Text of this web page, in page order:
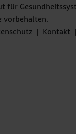
für
vorbehalten.
| Kontakt |